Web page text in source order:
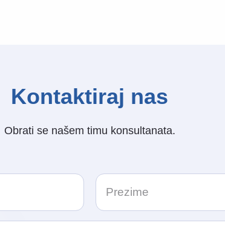
Kontaktiraj nas
Obrati se našem timu konsultanata.